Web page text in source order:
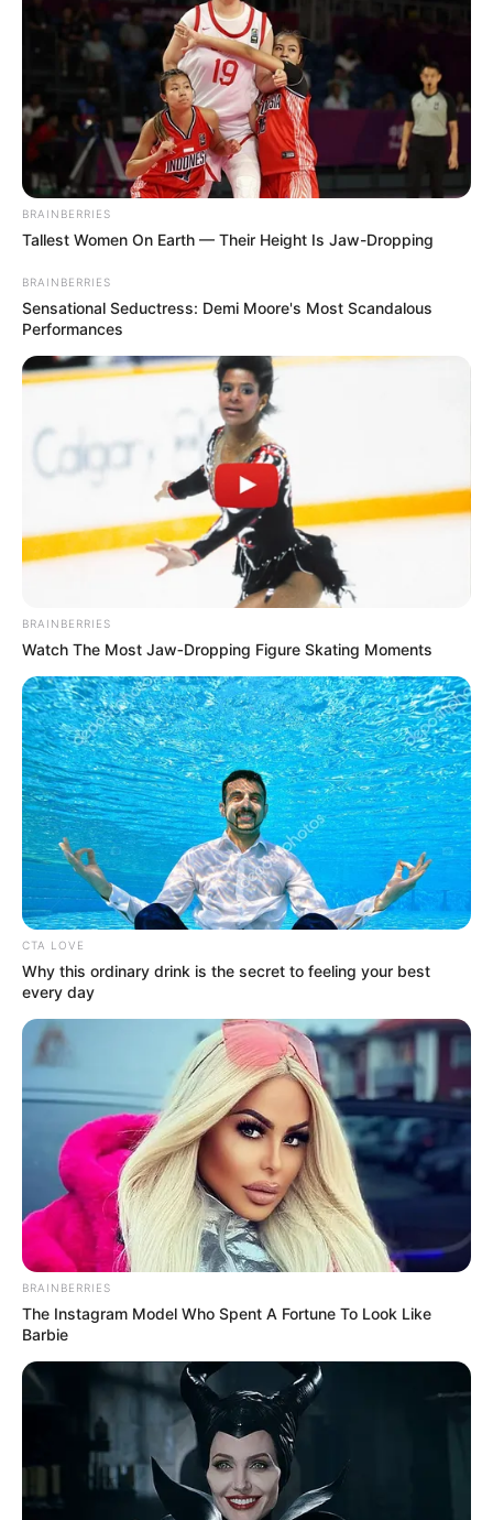
встановлення вітряків на полонині Руна.
Усередині будівлі в цей час тривав розгляд справи
щодо законності будівництва вітрової електростанції
в Карпатах.
Перед входом до суду лунали гасла «Ні вітрякам у
горах!» і «Так вітрякам у горах!». Противники проєкту
— переважно молодь, серед них навіть маленька
дівчинка з власноруч намальованим плакатом: на
ньому зображені гори з великими переляканими
очима, з яких стирчать вітряки.
Малюнок, перекреслений червоними лініями, став
символом протестної частини акції.
Прихильники ж будівництва — переважно жінки
віком 50+, які говорили українською, але з відчутним
російським акцентом. Вони представилися як корінні
ужгородці та учасниці громадської організації
«Екологічна файта», зареєстрованої в Ужгороді
лише 20 днів тому — у липні 2025 року.
BRAINBERRIES
Tallest Women On Earth — Their Height Is Jaw-Dropping
BRAINBERRIES
Sensational Seductress: Demi Moore's Most Scandalous
Performances
BRAINBERRIES
Watch The Most Jaw‑Dropping Figure Skating Moments
CTA LOVE
Why this ordinary drink is the secret to feeling your best
every day
BRAINBERRIES
The Instagram Model Who Spent A Fortune To Look Like
Barbie